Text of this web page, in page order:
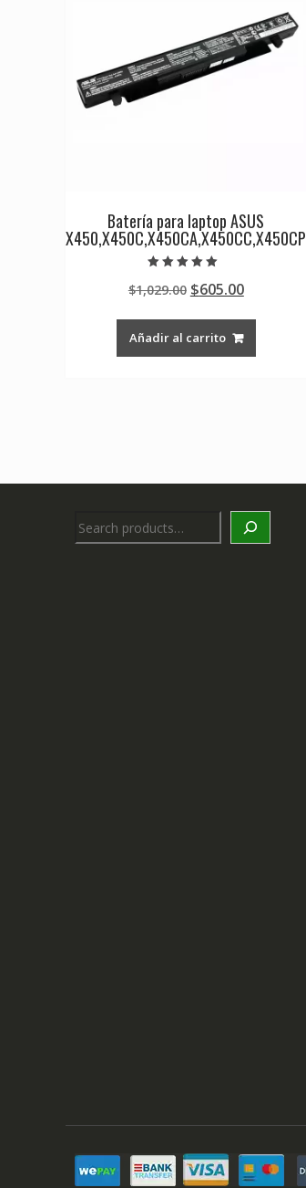
Batería para laptop ASUS
X450,X450C,X450CA,X450CC,X450CP
5.00
de 5
$1,029.00 Original
was:
$1,029.00.
$605.00Current
$605.00.
Añadir al carrito
Search